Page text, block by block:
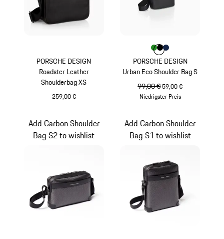
PORSCHE DESIGN
Roadster Leather
Shoulderbag XS
259,00 €
PORSCHE DESIGN
Urban Eco Shoulder Bag S
ursprünglicher Preis
99,00 €Verkaufspreis
59,00 €
Niedrigster Preis
Farbe
Farbe
FarbeFarbe
Add Carbon Shoulder
Bag S2 to wishlist
Add Carbon Shoulder
Bag S1 to wishlist